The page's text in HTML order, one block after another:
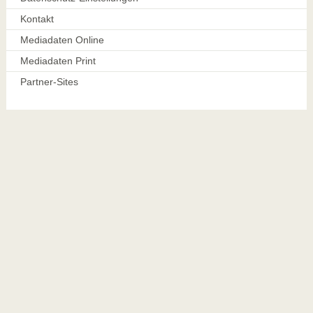
Kontakt
Mediadaten Online
Mediadaten Print
Partner-Sites